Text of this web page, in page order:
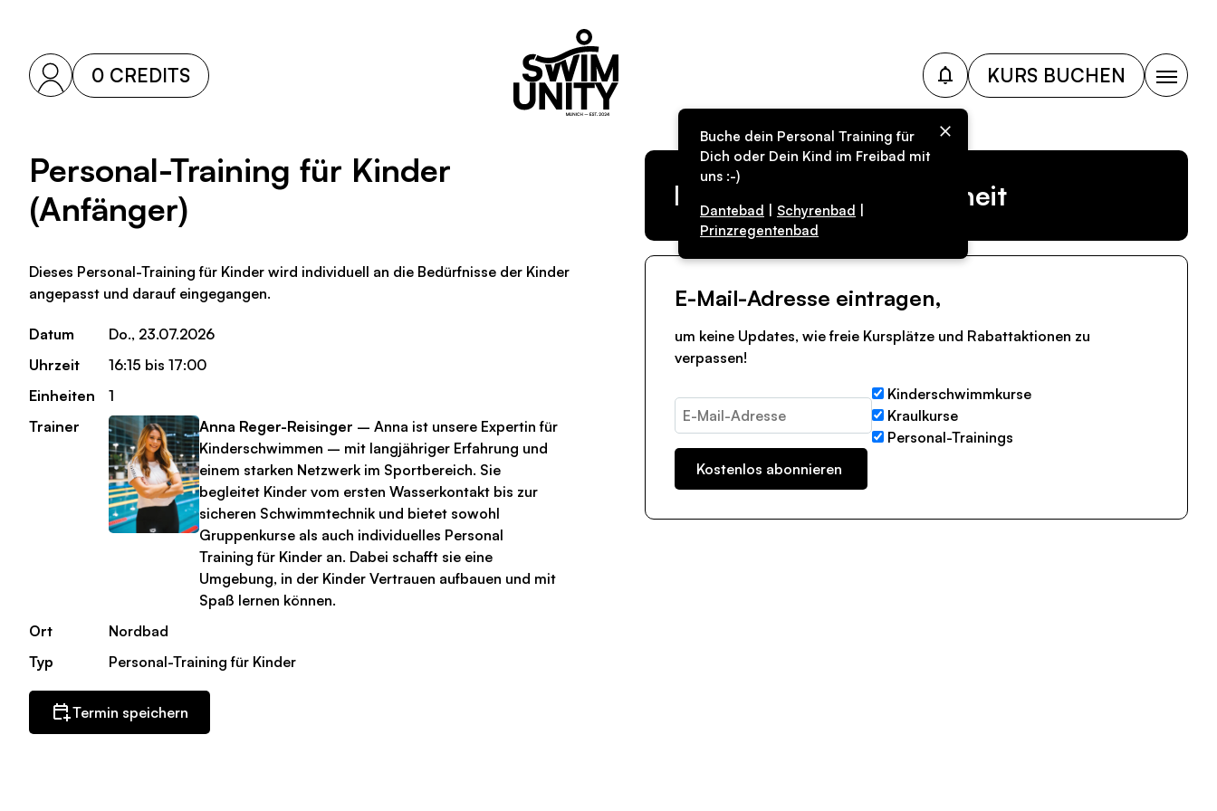
0 CREDITS
Buche dein Personal Training für
Dich oder Dein Kind im Freibad mit
uns :-)
Dantebad
Schyrenbad
Prinzregentenbad
KURS BUCHEN
Personal-Training für Kinder
(Anfänger)
Dieses Personal-Training für Kinder wird individuell an die Bedürfnisse der Kinder
angepasst und darauf eingegangen.
Datum
Do., 23.07.2026
Uhrzeit
16:15 bis 17:00
Einheiten
1
Trainer
Anna Reger-Reisinger – Anna ist unsere Expertin für
Kinderschwimmen – mit langjähriger Erfahrung und
einem starken Netzwerk im Sportbereich. Sie
begleitet Kinder vom ersten Wasserkontakt bis zur
sicheren Schwimmtechnik und bietet sowohl
Gruppenkurse als auch individuelles Personal
Training für Kinder an. Dabei schafft sie eine
Umgebung, in der Kinder Vertrauen aufbauen und mit
Spaß lernen können.
Ort
Nordbad
Typ
Personal-Training für Kinder
Termin speichern
Kurs in der Vergangenheit
E-Mail-Adresse eintragen,
um keine Updates, wie freie Kursplätze und Rabattaktionen zu
verpassen!
Kinderschwimmkurse
Kraulkurse
Personal-Trainings